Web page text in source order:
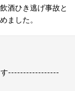
酒ひき逃げ事故と
ました。
す-----------------